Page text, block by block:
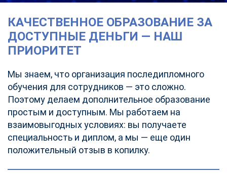
КАЧЕСТВЕННОЕ ОБРАЗОВАНИЕ ЗА
ДОСТУПНЫЕ ДЕНЬГИ — НАШ
ПРИОРИТЕТ
Мы знаем, что организация последипломного
обучения для сотрудников — это сложно.
Поэтому делаем дополнительное образование
простым и доступным. Мы работаем на
взаимовыгодных условиях: вы получаете
специальность и диплом, а мы — еще один
положительный отзыв в копилку.